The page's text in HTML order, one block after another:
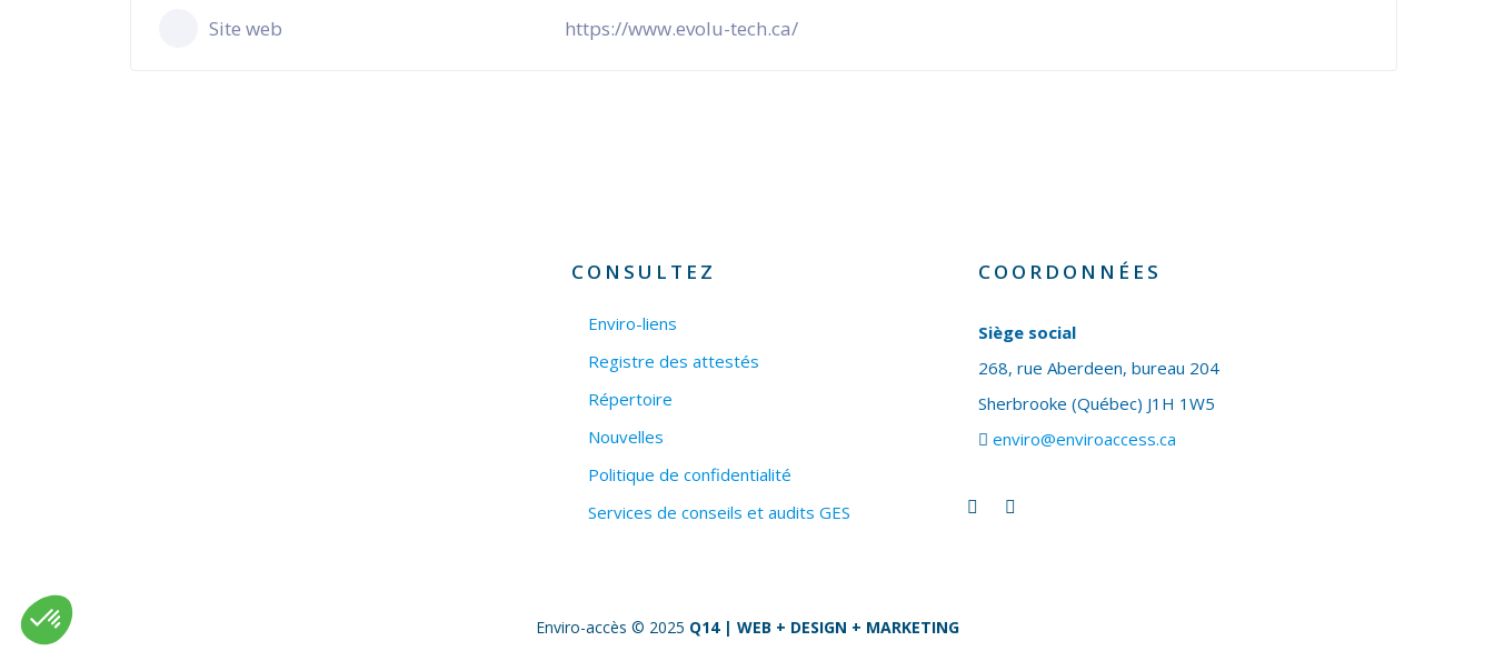
Site web
https://www.evolu-tech.ca/
CONSULTEZ
Enviro-liens
Registre des attestés
Répertoire
Nouvelles
Politique de confidentialité
Services de conseils et audits GES
COORDONNÉES
Siège social
268, rue Aberdeen, bureau 204
Sherbrooke (Québec) J1H 1W5
enviro@enviroaccess.ca
Enviro-accès © 2025 Q14 | WEB + DESIGN + MARKETING